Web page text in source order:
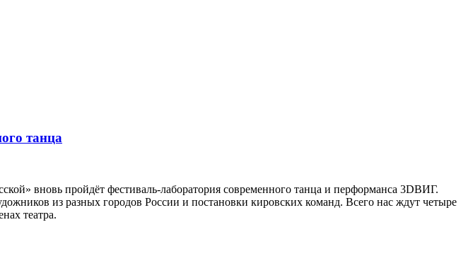
танца
вновь пройдёт фестиваль-лаборатория современного танца и перформанса 3DВИГ.
из разных городов России и постановки кировских команд. Всего нас ждут четыре
театра.